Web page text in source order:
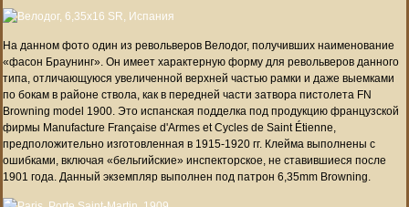
На данном фото один из револьверов Велодог, получивших наименование
«фасон Браунинг». Он имеет характерную форму для револьверов данного
типа, отличающуюся увеличенной верхней частью рамки и даже выемками
по бокам в районе ствола, как в передней части затвора пистолета FN
Browning model 1900. Это испанская подделка под продукцию французской
фирмы Manufacture Française d'Armes et Cycles de Saint Étienne,
предположительно изготовленная в 1915-1920 гг. Клейма выполнены с
ошибками, включая «бельгийские» инспекторское, не ставившиеся после
1901 года. Данный экземпляр выполнен под патрон 6,35mm Browning.